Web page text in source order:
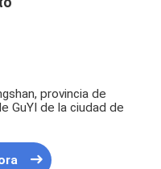
provincia de
GuYI de la ciudad de